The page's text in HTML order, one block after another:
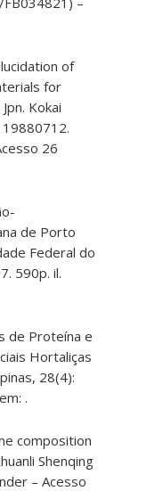
of
for
Kokai
26
de Porto
Federal do
590p. il.
de Proteína e
Hortaliças
28(4):
.
composition
Shenqing
– Acesso